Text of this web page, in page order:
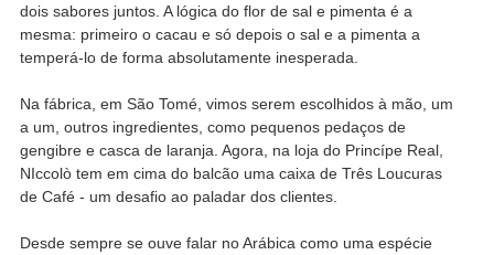
dois sabores juntos. A lógica do flor de sal e pimenta é a
mesma: primeiro o cacau e só depois o sal e a pimenta a
temperá-lo de forma absolutamente inesperada.
Na fábrica, em São Tomé, vimos serem escolhidos à mão, um
a um, outros ingredientes, como pequenos pedaços de
gengibre e casca de laranja. Agora, na loja do Princípe Real,
NIccolò tem em cima do balcão uma caixa de Três Loucuras
de Café - um desafio ao paladar dos clientes.
Desde sempre se ouve falar no Arábica como uma espécie